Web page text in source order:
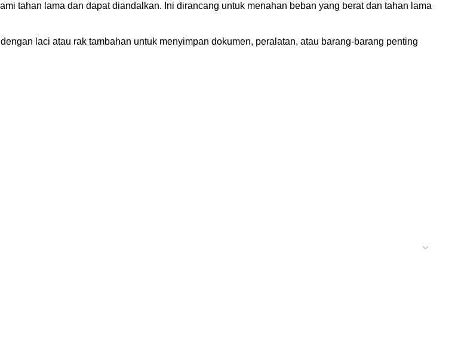
tahan lama dan dapat diandalkan. Ini dirancang untuk menahan beban yang berat dan tahan lama
laci atau rak tambahan untuk menyimpan dokumen, peralatan, atau barang-barang penting